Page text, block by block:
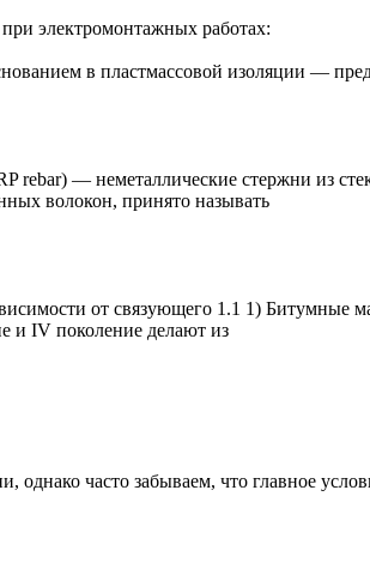
электромонтажных работах:
в пластмассовой изоляции —
rebar) — неметаллические стержни из
волокон, принято называть
от связующего 1.1 1)
и IV поколение делают из
часто забываем, что главное